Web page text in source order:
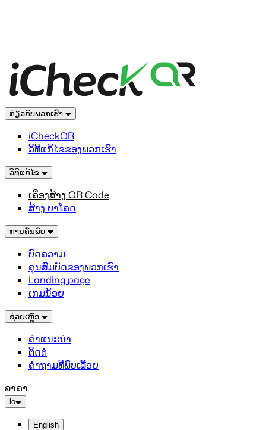
ກ່ຽວກັບພວກເຮົາ
iCheckQR
ວິທີແກ້ໄຂຂອງພວກເຮົາ
ວິທີແກ້ໄຂ
ເຄື່ອງສ້າງ QR Code
ສ້າງ ບາໂຄດ
ການຄົ້ນພົບ
ບົດຄວາມ
ຄຸນສົມບັດຂອງພວກເຮົາ
Landing page
ເກມນ້ອຍ
ຊ່ວຍເຫຼືອ
ຄຳແນະນຳ
ຕິດຕໍ່
ຄຳຖາມທີ່ພົບເລື້ອຍ
ລາຄາ
lo
English